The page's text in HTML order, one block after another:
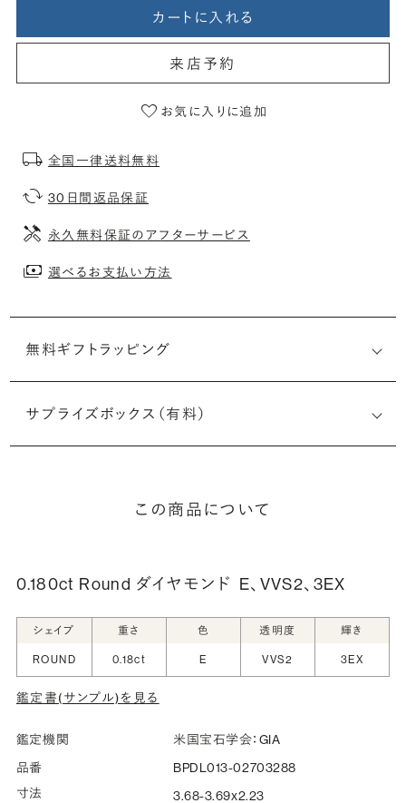
カートに入れる
来店予約
お気に入りに追加
全国一律送料無料
30日間返品保証
永久無料保証のアフターサービス
選べるお支払い方法
無料ギフトラッピング
サプライズボックス（有料）
この商品について
0.180ct Round ダイヤモンド E、VVS2、3EX
シェイプ 重さ 色 透明度 輝き
ROUND 0.18ct E VVS2 3EX
鑑定書(サンプル)を見る
鑑定機関
米国宝石学会：GIA
品番
BPDL013-02703288
寸法
3.68-3.69x2.23